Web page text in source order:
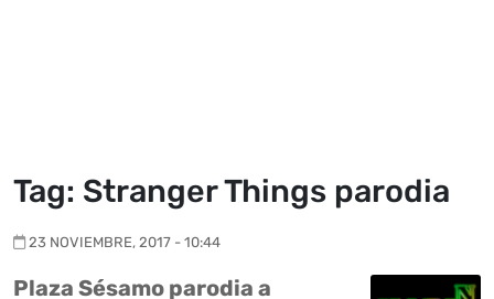
Tag: Stranger Things parodia
23 NOVIEMBRE, 2017 - 10:44
Plaza Sésamo parodia a